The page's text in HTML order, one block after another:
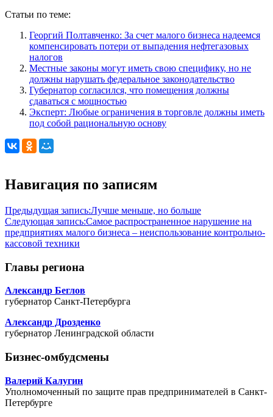
Статьи по теме:
Георгий Полтавченко: За счет малого бизнеса надеемся
компенсировать потери от выпадения нефтегазовых
налогов
Местные законы могут иметь свою специфику, но не
должны нарушать федеральное законодательство
Губернатор согласился, что помещения должны
сдаваться с мощностью
Эксперт: Любые ограничения в торговле должны иметь
под собой рациональную основу
Навигация по записям
Предыдущая запись:Лучше меньше, но больше
Следующая запись:Самое распространенное нарушение на
предприятиях малого бизнеса – неиспользование контрольно-
кассовой техники
Главы региона
Александр Беглов
губернатор Санкт-Петербурга
Александр Дрозденко
губернатор Ленинградской области
Бизнес-омбудсмены
Валерий Калугин
Уполномоченный по защите прав предпринимателей в Санкт-
Петербурге